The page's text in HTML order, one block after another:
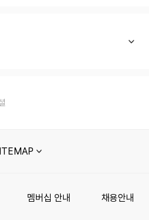
멤버십 안내 채용안내